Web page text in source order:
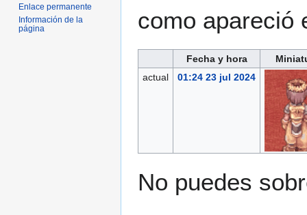
como apareció
Fecha y hora
actual
01:24 23 jul 2024
No puedes
Enlace permanente
Información de la
página